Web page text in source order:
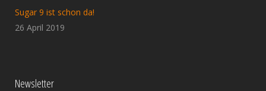
Sugar 9 ist schon da!
26 April 2019
Newsletter